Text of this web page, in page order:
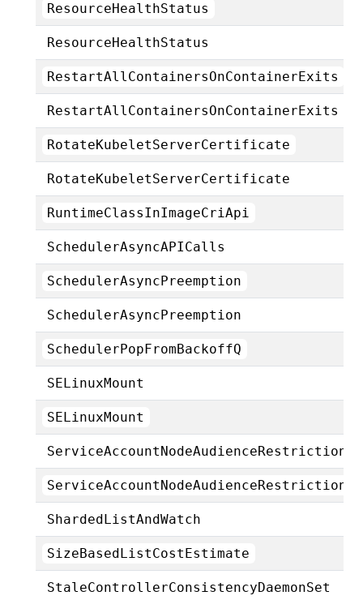
ResourceHealthStatus
ResourceHealthStatus
RestartAllContainersOnContainerExits
RestartAllContainersOnContainerExits
RotateKubeletServerCertificate
RotateKubeletServerCertificate
RuntimeClassInImageCriApi
SchedulerAsyncAPICalls
SchedulerAsyncPreemption
SchedulerAsyncPreemption
SchedulerPopFromBackoffQ
SELinuxMount
SELinuxMount
ServiceAccountNodeAudienceRestriction
ServiceAccountNodeAudienceRestriction
ShardedListAndWatch
SizeBasedListCostEstimate
StaleControllerConsistencyDaemonSet